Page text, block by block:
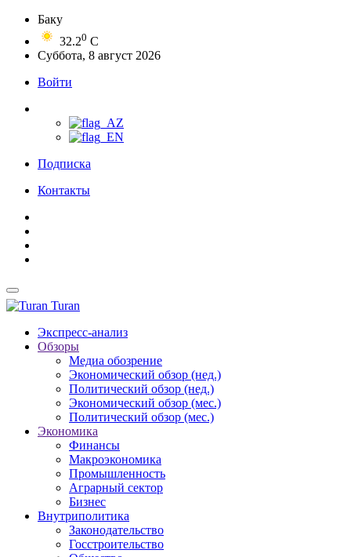
Баку
32.20 C
Суббота, 8 август 2026
Войти
Подписка
Контакты
Turan
Экспресс-анализ
Обзоры
Медиа обозрение
Экономический обзор (нед.)
Политический обзор (нед.)
Экономический обзор (мес.)
Политический обзор (мес.)
Экономика
Финансы
Макроэкономика
Промышленность
Аграрный сектор
Бизнес
Внутриполитика
Законодательство
Госстроительство